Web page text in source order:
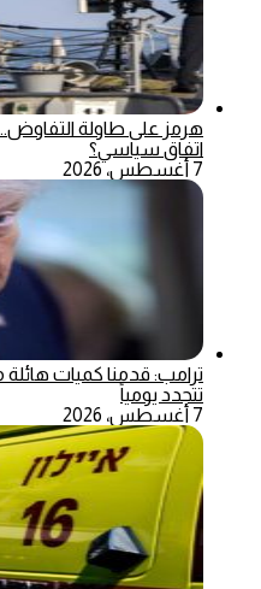
هرمز على طاولة
اتفاق سياسي؟
7 أغسطس، 2026
ترامب: قدمنا كميات هائلة
تتجدد يومياً
7 أغسطس، 2026